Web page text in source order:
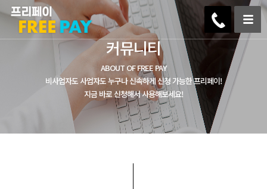
커뮤니티
ABOUT OF FREE PAY
비사업자도 사업자도 누구나 신속하게 신청 가능한 프리페이!
지금 바로 신청해서 사용해보세요!